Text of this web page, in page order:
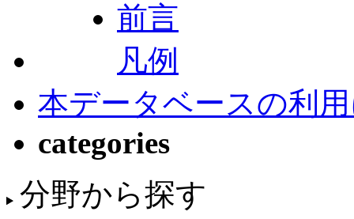
前言
凡例
本データベースの利
categories
分野から探す